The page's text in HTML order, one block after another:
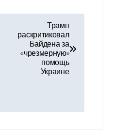
Трамп
раскритиковал
Байдена за
«чрезмерную»
помощь
Украине